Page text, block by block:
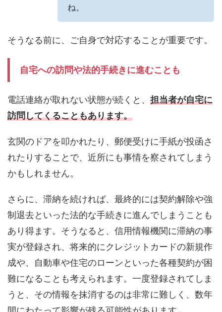
ね。
そうなる前に、ご自身で対応することが重要です。
自宅への訪問や法的手続きに進むことも
電話連絡が取れない状態が続くと、 担当者が自宅に
訪問してくることもあります。
玄関のドアを叩かれたり、郵便受けに手紙が投函さ
れたりすることで、近所にも事情を察されてしまう
かもしれません。
さらに、滞納を続ければ、最終的には契約解除や強
制退去といった法的な手続きに進んでしまうことも
あり得ます。そうなると、信用情報機関に滞納の事
実が登録され、将来的にクレジットカードの新規作
成や、自動車や住宅のローンといった各種契約が困
難になることも考えられます。一度登録されてしま
うと、その情報を抹消するのは非常に難しく、数年